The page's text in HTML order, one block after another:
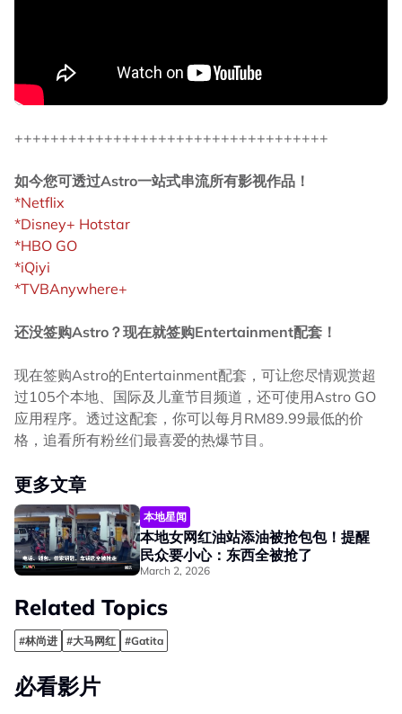
+++++++++++++++++++++++++++++++++++
如今您可透过Astro一站式串流所有影视作品！
*Netflix
*Disney+ Hotstar
*HBO GO
*iQiyi
*TVBAnywhere+
还没签购Astro？现在就签购Entertainment配套！
现在签购Astro的Entertainment配套，可让您尽情观赏超
过105个本地、国际及儿童节目频道，还可使用Astro GO
应用程序。透过这配套，你可以每月RM89.99最低的价
格，追看所有粉丝们最喜爱的热爆节目。
更多文章
本地星闻
本地女网红油站添油被抢包包！提醒
民众要小心：东西全被抢了
March 2, 2026
Related Topics
#林尚进 #大马网红 #Gatita
必看影片